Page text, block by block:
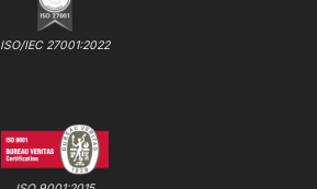
ISO/IEC 27001:2022